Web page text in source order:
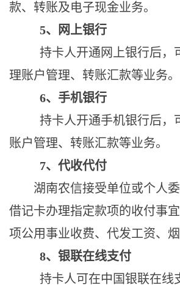
款、转账及电子现金业务。
5、网上银行
持卡人开通网上银行后，
理账户管理、转账汇款等业务。
6、 手机银行
持卡人开通手机银行后，
账户管理、转账汇款等业务。
7、代收代付
湖南农信接受单位或个人委
借记卡办理指定款项的收付事宜
项公用事业收费、代发工资、烟
8、银联在线支付
持卡人可在中国银联在线